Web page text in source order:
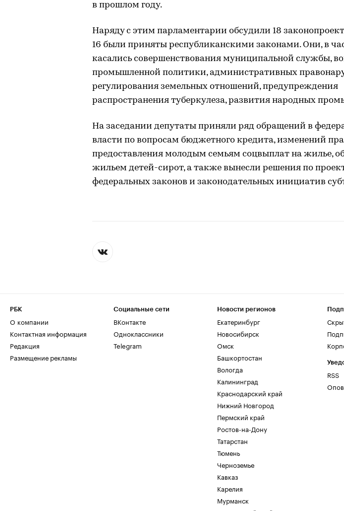
в прошлом году.
Наряду с этим парламентарии обсудили 18
16 были приняты республиканскими законами. Они, в
касались совершенствования муниципальной службы,
промышленной политики, административных
регулирования земельных отношений, предупреждения
распространения туберкулеза, развития народных
На заседании депутаты приняли ряд обращений в
власти по вопросам бюджетного кредита, изменений
предоставления молодым семьям соцвыплат на жилье,
жильем детей-сирот, а также вынесли решения по
федеральных законов и законодательных инициатив
РБК
О компании
Контактная информация
Редакция
Размещение рекламы
Социальные сети
ВКонтакте
Одноклассники
Telegram
Новости регионов
Екатеринбург
Новосибирск
Омск
Башкортостан
Вологда
Калининград
Краснодарский край
Нижний Новгород
Пермский край
Ростов-на-Дону
Татарстан
Тюмень
Черноземье
Кавказ
Карелия
Мурманск
RSS